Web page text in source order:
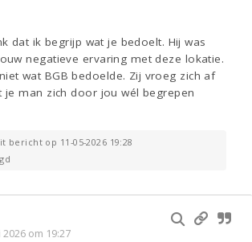
dat ik begrijp wat je bedoelt. Hij was
negatieve ervaring met deze lokatie.
wat BGB bedoelde. Zij vroeg zich af
je man zich door jou wél begrepen
bericht op 11-05-2026 19:28
om 19:27